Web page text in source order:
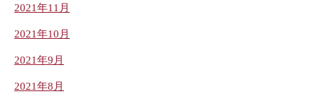
2021年11月
2021年10月
2021年9月
2021年8月